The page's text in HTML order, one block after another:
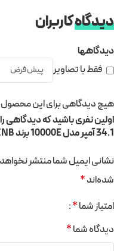
دیدگاهکاربران
دیدگاهها
فقط با تصاویر
هیچ دیدگاهی برای این
34.1 آمپر مدل 10000E برند CNB”
نشانی ایمیل شما منتشر
شده‌اند*
امتیاز شما*
دیدگاه شما*